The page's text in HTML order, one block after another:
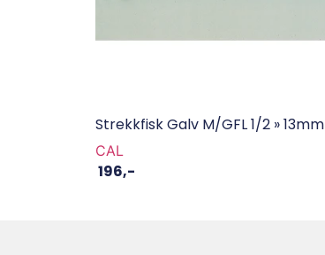
Strekkfisk Galv M/GFL 1/2 » 13mm
CAL
196,-